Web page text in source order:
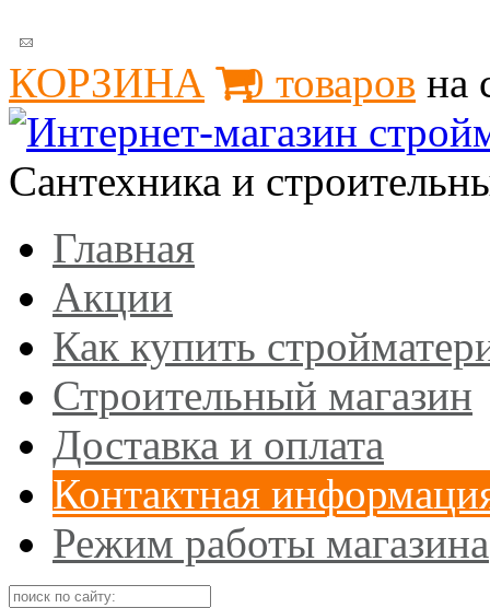
КОРЗИНА 0 товаров на
Сантехника и
Главная
Акции
Как купить
Строительный магазин
Доставка и оплата
Контактная
Режим работы магазина